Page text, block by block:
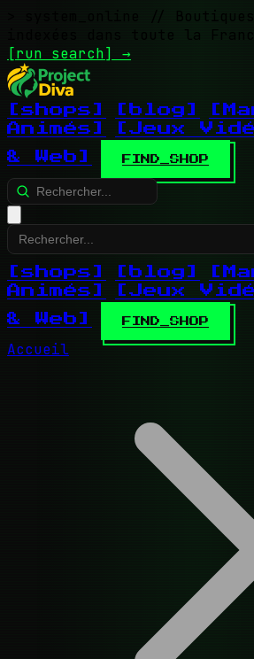
// Boutiques
indexées dans toute la France
[run search] →
[shops] [blog]
Animés]
[Jeux
& Web]
FIND_SHOP
[shops] [blog]
Animés]
[Jeux
& Web]
FIND_SHOP
Accueil